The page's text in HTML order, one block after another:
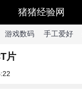
猪猪经验网
游戏数码 手工爱好
片